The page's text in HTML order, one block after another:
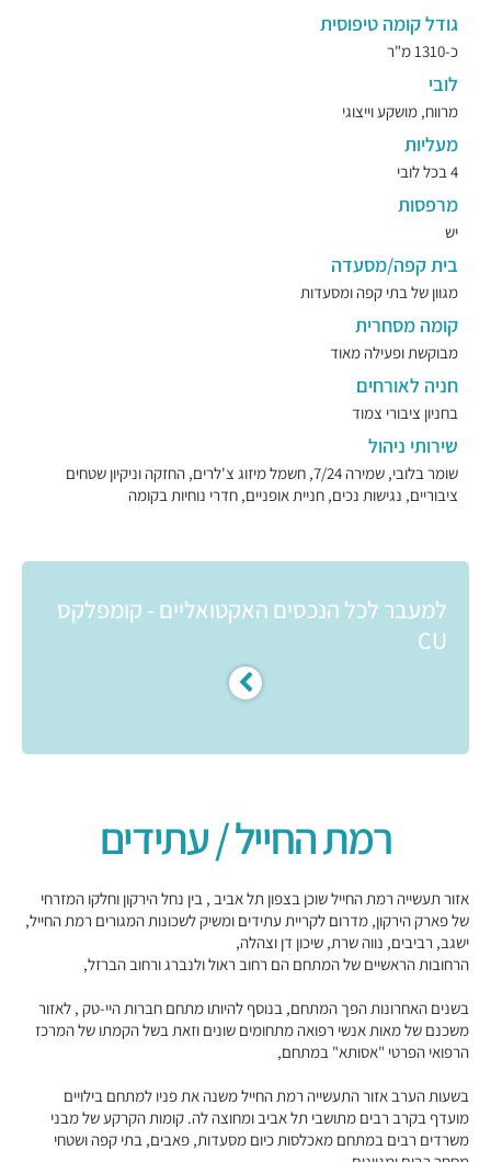
גודל קומה טיפוסית
כ-1310 מ"ר
לובי
מרווח, מושקע וייצוגי
מעליות
4 בכל לובי
מרפסות
יש
בית קפה/מסעדה
מגוון של בתי קפה ומסעדות
קומה מסחרית
מבוקשת ופעילה מאוד
חניה לאורחים
בחניון ציבורי צמוד
שירותי ניהול
שומר בלובי, שמירה 7/24, חשמל מיזוג צ'לרים, החזקה וניקיון שטחים
ציבוריים, נגישות נכים, חניית אופניים, חדרי נוחיות בקומה
למעבר לכל הנכסים האקטואליים - קומפלקס
CU
רמת החייל / עתידים
אזור תעשייה רמת החייל שוכן בצפון תל אביב , בין נחל הירקון וחלקו המזרחי
של פארק הירקון, מדרום לקריית עתידים ומשיק לשכונות המגורים רמת החייל,
ישגב, רביבים, נווה שרת, שיכון דן וצהלה,
הרחובות הראשיים של המתחם הם רחוב ראול ולנברג ורחוב הברזל,
בשנים האחרונות הפך המתחם, בנוסף להיותו מתחם חברות היי-טק , לאזור
משכנם של מאות אנשי רפואה מתחומים שונים וזאת בשל הקמתו של המרכז
הרפואי הפרטי "אסותא" במתחם,
בשעות הערב אזור התעשייה רמת החייל משנה את פניו למתחם בילויים
מועדף בקרב רבים מתושבי תל אביב ומחוצה לה. קומות הקרקע של מבני
משרדים רבים במתחם מאכלסות כיום מסעדות, פאבים, בתי קפה ושטחי